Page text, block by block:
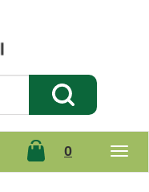
Cerca Prodotto
0prodotti